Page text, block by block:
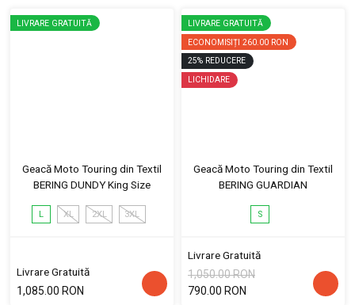
LIVRARE GRATUITĂ
Geacă Moto Touring din Textil
BERING DUNDY King Size
L XL 2XL 3XL
Livrare Gratuită
1,085.00 RON
LIVRARE GRATUITĂ
ECONOMISIȚI 260.00 RON
25% REDUCERE
LICHIDARE
Geacă Moto Touring din Textil
BERING GUARDIAN
S
Livrare Gratuită
1,050.00 RON
790.00 RON